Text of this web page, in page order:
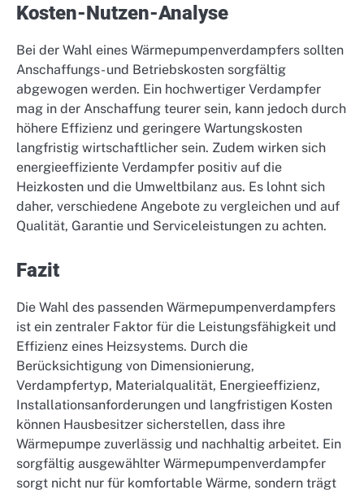
Kosten-Nutzen-Analyse
Bei der Wahl eines Wärmepumpenverdampfers sollten
Anschaffungs- und Betriebskosten sorgfältig
abgewogen werden. Ein hochwertiger Verdampfer
mag in der Anschaffung teurer sein, kann jedoch durch
höhere Effizienz und geringere Wartungskosten
langfristig wirtschaftlicher sein. Zudem wirken sich
energieeffiziente Verdampfer positiv auf die
Heizkosten und die Umweltbilanz aus. Es lohnt sich
daher, verschiedene Angebote zu vergleichen und auf
Qualität, Garantie und Serviceleistungen zu achten.
Fazit
Die Wahl des passenden Wärmepumpenverdampfers
ist ein zentraler Faktor für die Leistungsfähigkeit und
Effizienz eines Heizsystems. Durch die
Berücksichtigung von Dimensionierung,
Verdampfertyp, Materialqualität, Energieeffizienz,
Installationsanforderungen und langfristigen Kosten
können Hausbesitzer sicherstellen, dass ihre
Wärmepumpe zuverlässig und nachhaltig arbeitet. Ein
sorgfältig ausgewählter Wärmepumpenverdampfer
sorgt nicht nur für komfortable Wärme, sondern trägt